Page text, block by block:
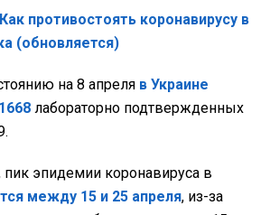
противостоять коронавирусу в
(обновляется)
на 8 апреля в Украине
лабораторно подтвержденных
эпидемии коронавируса в
между 15 и 25 апреля, из-за